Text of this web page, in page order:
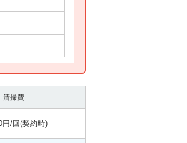
清掃費
円/回(契約時)